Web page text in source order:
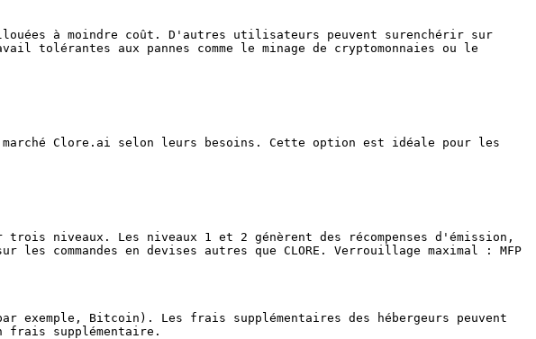
à moindre coût. D'autres utilisateurs peuvent surenchérir sur
aux pannes comme le minage de cryptomonnaies ou le
Clore.ai selon leurs besoins. Cette option est idéale pour les
niveaux. Les niveaux 1 et 2 génèrent des récompenses d'émission,
commandes en devises autres que CLORE. Verrouillage maximal : MFP
exemple, Bitcoin). Les frais supplémentaires des hébergeurs peuvent
frais supplémentaire.